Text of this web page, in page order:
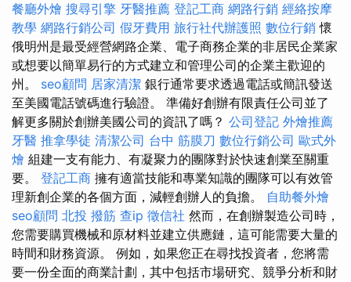
餐廳外燴 搜尋引擎 牙醫推薦 登記工商 網路行銷 經絡按摩
教學 網路行銷公司 假牙費用 旅行社代辦護照 數位行銷 懷
俄明州是最受經營網路企業、電子商務企業的非居民企業家
或想要以簡單易行的方式建立和管理公司的企業主歡迎的
州。 seo顧問 居家清潔 銀行通常要求透過電話或簡訊發送
至美國電話號碼進行驗證。 準備好創辦有限責任公司並了
解更多關於創辦美國公司的資訊了嗎？ 公司登記 外燴推薦
牙醫 推拿學徒 清潔公司 台中 筋膜刀 數位行銷公司 歐式外
燴 組建一支有能力、有凝聚力的團隊對於快速創業至關重
要。 登記工商 擁有適當技能和專業知識的團隊可以有效管
理新創企業的各個方面，減輕創辦人的負擔。 自助餐外燴
seo顧問 北投 撥筋 查ip 徵信社 然而，在創辦製造公司時，
您需要購買機械和原材料並建立供應鏈，這可能需要大量的
時間和財務資源。 例如，如果您正在尋找投資者，您將需
要一份全面的商業計劃，其中包括市場研究、競爭分析和財